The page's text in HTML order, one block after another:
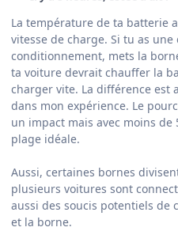
La température de ta batterie
vitesse de charge. Si tu as
conditionnement, mets la
ta voiture devrait chauffer la
charger vite. La différence est
dans mon expérience. Le
un impact mais avec moins de
plage idéale.
Aussi, certaines bornes
plusieurs voitures sont
aussi des soucis potentiels
et la borne.